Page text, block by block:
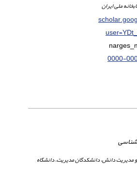
ملی ایران
0000-
شناسی
و مدیریت دانش، دانشکدگان مدیریت، دانشگاه